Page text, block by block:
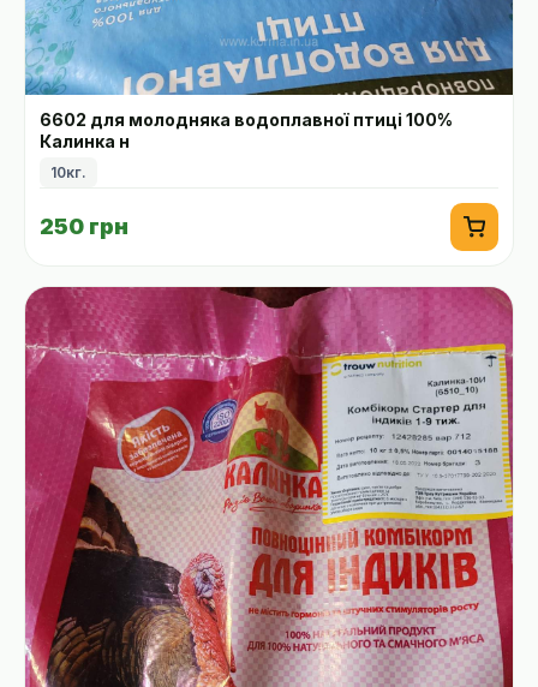
6602 для молодняка водоплавної птиці 100%
Калинка н
10кг.
250 грн